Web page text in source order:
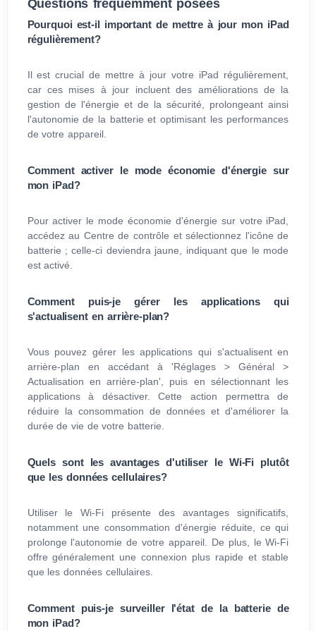
Questions fréquemment posées
Pourquoi est-il important de mettre à jour mon iPad
régulièrement?
Il est crucial de mettre à jour votre iPad régulièrement,
car ces mises à jour incluent des améliorations de la
gestion de l'énergie et de la sécurité, prolongeant ainsi
l'autonomie de la batterie et optimisant les performances
de votre appareil.
Comment activer le mode économie d'énergie sur
mon iPad?
Pour activer le mode économie d'énergie sur votre iPad,
accédez au Centre de contrôle et sélectionnez l'icône de
batterie ; celle-ci deviendra jaune, indiquant que le mode
est activé.
Comment puis-je gérer les applications qui
s'actualisent en arrière-plan?
Vous pouvez gérer les applications qui s'actualisent en
arrière-plan en accédant à 'Réglages > Général >
Actualisation en arrière-plan', puis en sélectionnant les
applications à désactiver. Cette action permettra de
réduire la consommation de données et d'améliorer la
durée de vie de votre batterie.
Quels sont les avantages d'utiliser le Wi-Fi plutôt
que les données cellulaires?
Utiliser le Wi-Fi présente des avantages significatifs,
notamment une consommation d'énergie réduite, ce qui
prolonge l'autonomie de votre appareil. De plus, le Wi-Fi
offre généralement une connexion plus rapide et stable
que les données cellulaires.
Comment puis-je surveiller l'état de la batterie de
mon iPad?